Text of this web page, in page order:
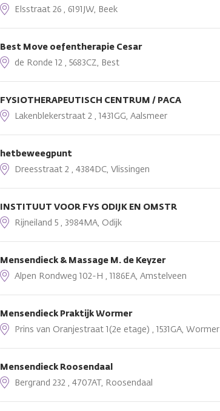
Elsstraat 26 , 6191JW, Beek
Best Move oefentherapie Cesar
de Ronde 12 , 5683CZ, Best
FYSIOTHERAPEUTISCH CENTRUM / PACA
Lakenblekerstraat 2 , 1431GG, Aalsmeer
hetbeweegpunt
Dreesstraat 2 , 4384DC, Vlissingen
INSTITUUT VOOR FYS ODIJK EN OMSTR
Rijneiland 5 , 3984MA, Odijk
Mensendieck & Massage M. de Keyzer
Alpen Rondweg 102-H , 1186EA, Amstelveen
Mensendieck Praktijk Wormer
Prins van Oranjestraat 1(2e etage) , 1531GA, Wormer
Mensendieck Roosendaal
Bergrand 232 , 4707AT, Roosendaal